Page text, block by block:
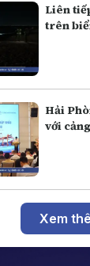
Liên
trên
Hải
với
Xem